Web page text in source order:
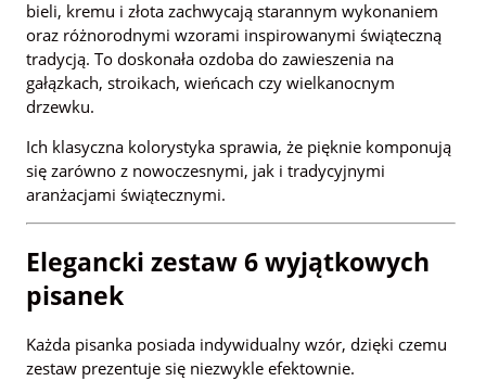
bieli, kremu i złota zachwycają starannym wykonaniem
oraz różnorodnymi wzorami inspirowanymi świąteczną
tradycją. To doskonała ozdoba do zawieszenia na
gałązkach, stroikach, wieńcach czy wielkanocnym
drzewku.
Ich klasyczna kolorystyka sprawia, że pięknie komponują
się zarówno z nowoczesnymi, jak i tradycyjnymi
aranżacjami świątecznymi.
Elegancki zestaw 6 wyjątkowych
pisanek
Każda pisanka posiada indywidualny wzór, dzięki czemu
zestaw prezentuje się niezwykle efektownie.